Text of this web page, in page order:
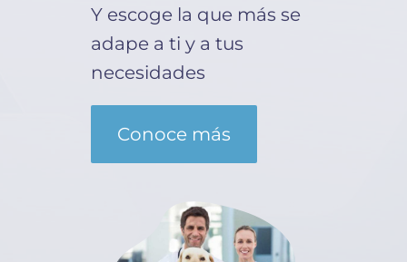
Y escoge la que más se
adape a ti y a tus
necesidades
Conoce más